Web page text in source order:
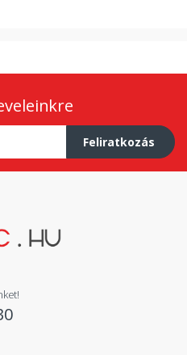
Feliratkozás